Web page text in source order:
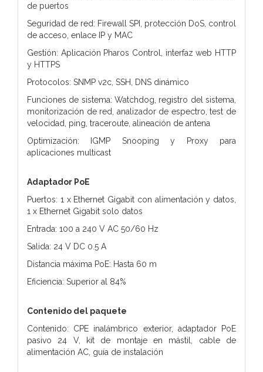
de puertos
Seguridad de red: Firewall SPI, protección DoS, control
de acceso, enlace IP y MAC
Gestión: Aplicación Pharos Control, interfaz web HTTP
y HTTPS
Protocolos: SNMP v2c, SSH, DNS dinámico
Funciones de sistema: Watchdog, registro del sistema,
monitorización de red, analizador de espectro, test de
velocidad, ping, traceroute, alineación de antena
Optimización: IGMP Snooping y Proxy para
aplicaciones multicast
Adaptador PoE
Puertos: 1 x Ethernet Gigabit con alimentación y datos,
1 x Ethernet Gigabit solo datos
Entrada: 100 a 240 V AC 50/60 Hz
Salida: 24 V DC 0.5 A
Distancia máxima PoE: Hasta 60 m
Eficiencia: Superior al 84%
Contenido del paquete
Contenido: CPE inalámbrico exterior, adaptador PoE
pasivo 24 V, kit de montaje en mástil, cable de
alimentación AC, guía de instalación